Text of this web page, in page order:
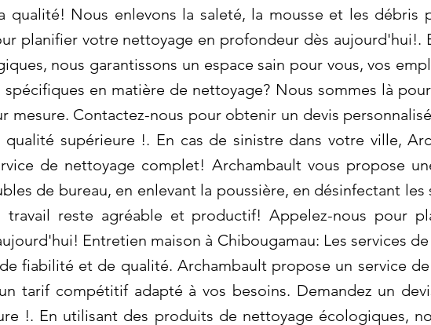
qualité! Nous enlevons la saleté, la mousse et les débris
planifier votre nettoyage en profondeur dès aujourd'hui!.
nous garantissons un espace sain pour vous, vos
spécifiques en matière de nettoyage? Nous sommes là
mesure. Contactez-nous pour obtenir un devis
supérieure !. En cas de sinistre dans votre ville,
de nettoyage complet! Archambault vous propose
de bureau, en enlevant la poussière, en désinfectant les
travail reste agréable et productif! Appelez-nous pour
Entretien maison à Chibougamau: Les services
fiabilité et de qualité. Archambault propose un service
tarif compétitif adapté à vos besoins. Demandez un
!. En utilisant des produits de nettoyage écologiques,